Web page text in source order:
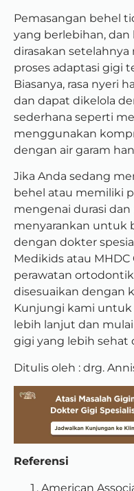
Pemasangan behel
yang berlebihan,
dirasakan
proses adaptasi gigi
Biasanya, rasa nyeri
dan dapat dikelola
sederhana seperti
menggunakan
dengan air garam
Jika Anda sedang
behel atau memiliki
mengenai durasi dan
menyarankan untuk
dengan dokter
Medikids atau
perawatan
disesuaikan dengan
Kunjungi kami
lebih lanjut dan
gigi yang lebih sehat
Ditulis oleh : drg.
Referensi
American